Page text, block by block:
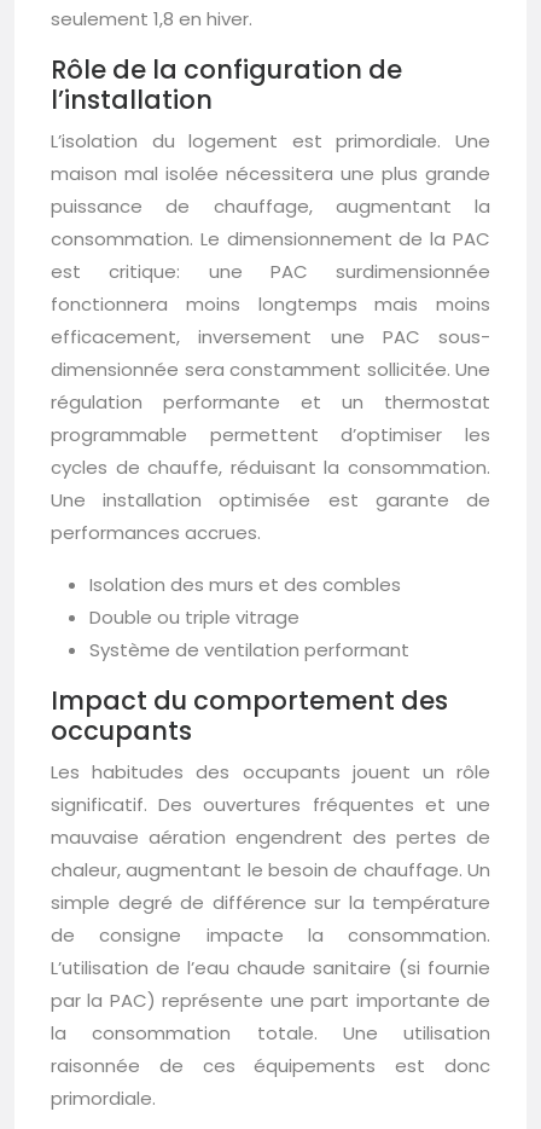
seulement 1,8 en hiver.
Rôle de la configuration de
l’installation
L’isolation du logement est primordiale. Une
maison mal isolée nécessitera une plus grande
puissance de chauffage, augmentant la
consommation. Le dimensionnement de la PAC
est critique: une PAC surdimensionnée
fonctionnera moins longtemps mais moins
efficacement, inversement une PAC sous-
dimensionnée sera constamment sollicitée. Une
régulation performante et un thermostat
programmable permettent d’optimiser les
cycles de chauffe, réduisant la consommation.
Une installation optimisée est garante de
performances accrues.
Isolation des murs et des combles
Double ou triple vitrage
Système de ventilation performant
Impact du comportement des
occupants
Les habitudes des occupants jouent un rôle
significatif. Des ouvertures fréquentes et une
mauvaise aération engendrent des pertes de
chaleur, augmentant le besoin de chauffage. Un
simple degré de différence sur la température
de consigne impacte la consommation.
L’utilisation de l’eau chaude sanitaire (si fournie
par la PAC) représente une part importante de
la consommation totale. Une utilisation
raisonnée de ces équipements est donc
primordiale.